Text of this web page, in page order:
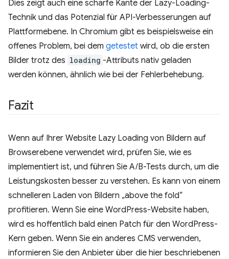
Dies zeigt auch eine scharfe Kante der Lazy-Loading-
Technik und das Potenzial für API-Verbesserungen auf
Plattformebene. In Chromium gibt es beispielsweise ein
offenes Problem, bei dem getestet wird, ob die ersten
Bilder trotz des loading -Attributs nativ geladen
werden können, ähnlich wie bei der Fehlerbehebung.
Fazit
Wenn auf Ihrer Website Lazy Loading von Bildern auf
Browserebene verwendet wird, prüfen Sie, wie es
implementiert ist, und führen Sie A/B-Tests durch, um die
Leistungskosten besser zu verstehen. Es kann von einem
schnelleren Laden von Bildern „above the fold“
profitieren. Wenn Sie eine WordPress-Website haben,
wird es hoffentlich bald einen Patch für den WordPress-
Kern geben. Wenn Sie ein anderes CMS verwenden,
informieren Sie den Anbieter über die hier beschriebenen